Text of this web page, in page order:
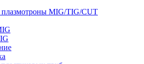
MIG/TIG/CUT